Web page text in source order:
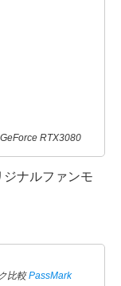
RTX3080
ナルファンモ
比較PassMark